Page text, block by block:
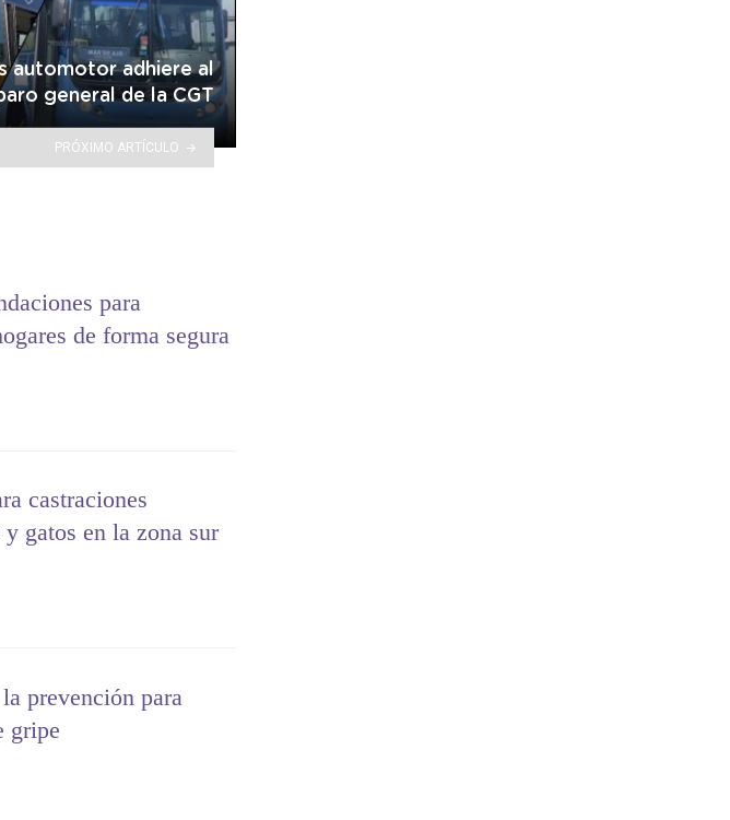
automotor adhiere al
general de la CGT
PRÓXIMO ARTÍCULO
para
de forma segura
castraciones
gatos en la zona sur
prevención para
gripe